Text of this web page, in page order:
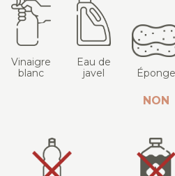
Vinaigre
blanc
Eau de
javel
Éponge
NON